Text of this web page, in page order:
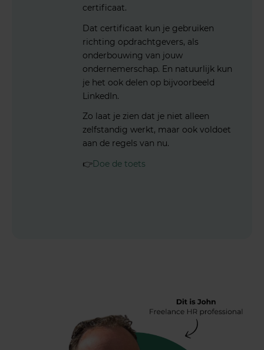
certificaat.
Dat certificaat kun je gebruiken
richting opdrachtgevers, als
onderbouwing van jouw
ondernemerschap. En natuurlijk kun
je het ook delen op bijvoorbeeld
LinkedIn.
Zo laat je zien dat je niet alleen
zelfstandig werkt, maar ook voldoet
aan de regels van nu.
👉Doe de toets